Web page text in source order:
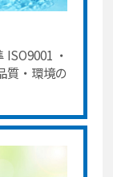
・
質・環境の